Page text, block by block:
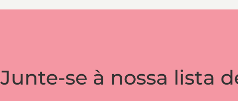
Junte-se à nossa lista